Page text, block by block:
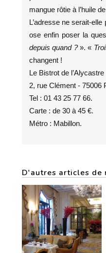
mangue rôtie à l’huile
L’adresse ne serait-
ose enfin poser la
depuis quand ?». «
changent !
Le Bistrot de l’Alycastre
2, rue Clément - 75006
Tel : 01 43 25 77 66.
Carte : de 30 à 45 €.
Métro : Mabillon.
D'autres articles de